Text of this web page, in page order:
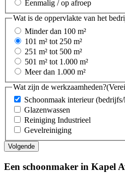
Eenmalig / op afroep
Wat is de oppervlakte van het
Minder dan 100 m²
101 m² tot 250 m²
251 m² tot 500 m²
501 m² tot 1.000 m²
Meer dan 1.000 m²
Wat zijn de werkzaamheden?
Schoonmaak interieur
Glazenwassen
Reiniging Industrieel
Gevelreiniging
Een schoonmaker in Kapel